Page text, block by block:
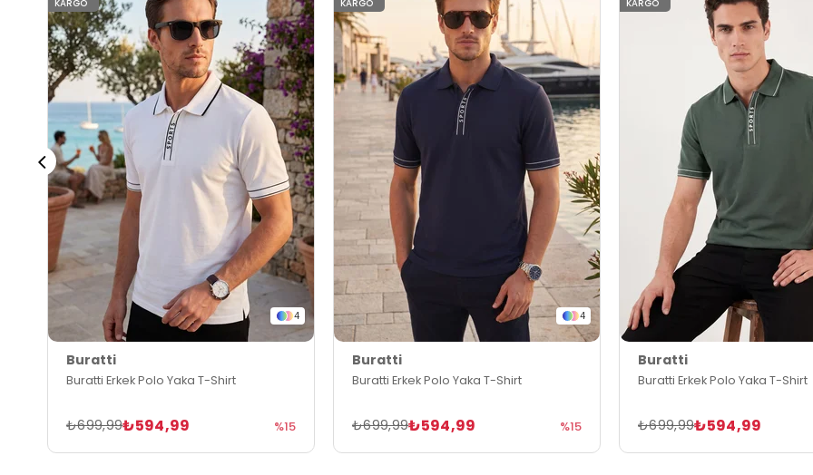
4
Buratti
Buratti Erkek Polo Yaka T-Shirt
₺594,99
₺699,99 %15
KARGO
4
Buratti
Buratti Erkek Polo Yaka T-Shirt
₺594,99
₺699,99 %15
KARGO
Buratti
Buratti Erkek Polo Yaka T-Shirt
₺594,99
₺699,99
KARGO